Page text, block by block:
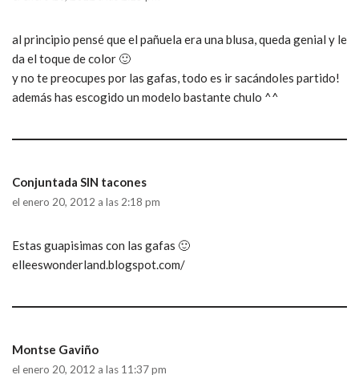
al principio pensé que el pañuela era una blusa, queda genial y le
da el toque de color 🙂
y no te preocupes por las gafas, todo es ir sacándoles partido!
además has escogido un modelo bastante chulo ^^
Conjuntada SIN tacones
el enero 20, 2012 a las 2:18 pm
Estas guapisimas con las gafas 🙂
elleeswonderland.blogspot.com/
Montse Gaviño
el enero 20, 2012 a las 11:37 pm